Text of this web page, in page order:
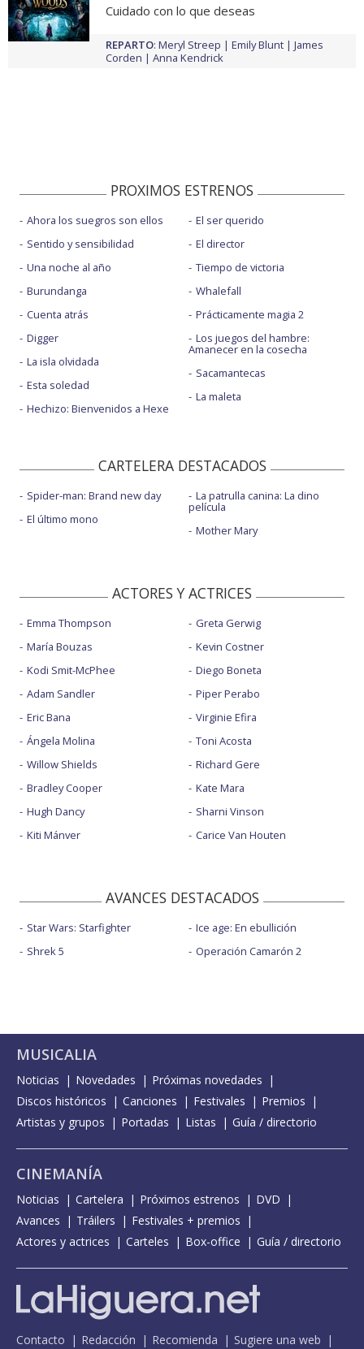
Cuidado con lo que deseas
REPARTO: Meryl Streep Emily Blunt
James
Corden
Anna Kendrick
PROXIMOS ESTRENOS
Ahora los suegros son ellos
Sentido y sensibilidad
Una noche al año
Burundanga
Cuenta atrás
Digger
La isla olvidada
Esta soledad
Hechizo: Bienvenidos a Hexe
El ser querido
El director
Tiempo de victoria
Whalefall
Prácticamente magia 2
Los juegos del hambre:
Amanecer en la cosecha
Sacamantecas
La maleta
CARTELERA DESTACADOS
Spider-man: Brand new day
El último mono
La patrulla canina: La dino
película
Mother Mary
ACTORES Y ACTRICES
Emma Thompson
María Bouzas
Kodi Smit-McPhee
Adam Sandler
Eric Bana
Ángela Molina
Willow Shields
Bradley Cooper
Hugh Dancy
Kiti Mánver
Greta Gerwig
Kevin Costner
Diego Boneta
Piper Perabo
Virginie Efira
Toni Acosta
Richard Gere
Kate Mara
Sharni Vinson
Carice Van Houten
AVANCES DESTACADOS
Star Wars: Starfighter
Shrek 5
Ice age: En ebullición
Operación Camarón 2
MUSICALIA
Noticias Novedades
Próximas novedades
Discos históricos
Canciones Festivales
Premios
Artistas y grupos
Portadas Listas Guía / directorio
CINEMANÍA
Noticias Cartelera Próximos estrenos
DVD
Avances
Tráilers
Festivales + premios
Actores y actrices
Carteles Box-office Guía / directorio
Contacto Redacción Recomienda Sugiere una web